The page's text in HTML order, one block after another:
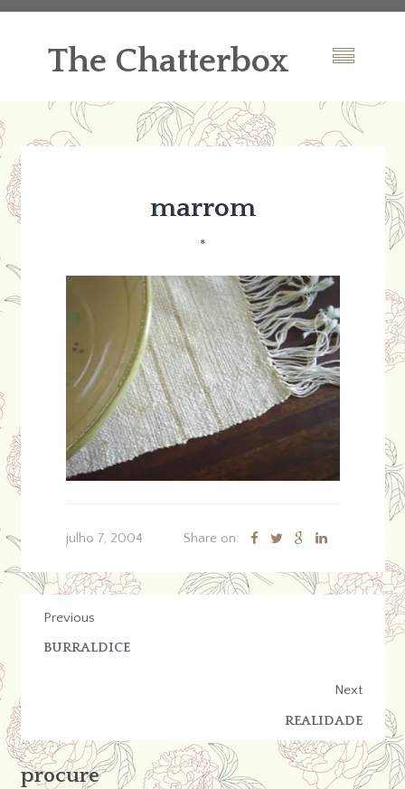
The Chatterbox
marrom
*
julho 7, 2004 Share on:
Previous
BURRALDICE
Next
REALIDADE
procure